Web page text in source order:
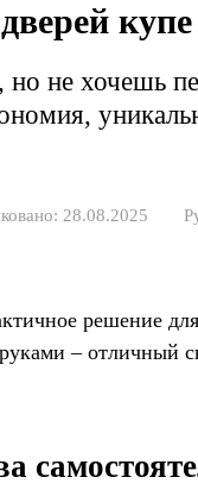
не хочешь
28.08.2025
решение
– отличный